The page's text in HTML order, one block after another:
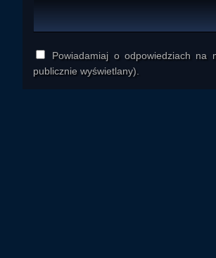
Powiadamiaj o odpowiedziach na
publicznie wyświetlany).